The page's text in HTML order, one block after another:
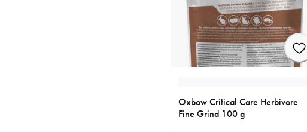
Oxbow Critical Care Herbivore
Fine Grind 100 g